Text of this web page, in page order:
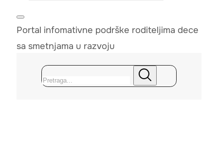
Portal infomativne podrške roditeljima dece
sa smetnjama u razvoju
Pretraga